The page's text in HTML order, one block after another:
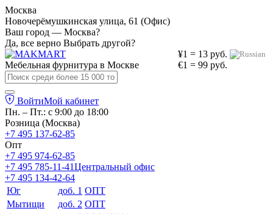
Москва
Новочерёмушкинская улица, 61 (Офис)
Ваш город — Москва?
Да, все верно Выбрать другой?
¥1 = 13 руб.
€1 = 99 руб.
Мебельная фурнитура в Москве
ВойтиМой кабинет
Пн. – Пт.: с 9:00 до 18:00
Розница (Москва)
+7 495 137-62-85
Опт
+7 495 974-62-85
+7 495 785-11-41Центральный офис
+7 495 134-42-64
Юг
доб. 1 ОПТ
Мытищи
доб. 2 ОПТ